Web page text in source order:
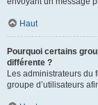
Haut
Pourquoi certains
différente ?
Les administrateurs du
groupe d’utilisateurs